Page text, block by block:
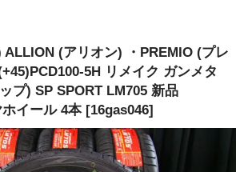
ヤホイール
イヤホイール
イヤホイール
ALLION (アリオン) ・PREMIO (プレ
5H リメイク ガンメタ
プ) SP SPORT LM705 新品
イール 4本 [16gas046]